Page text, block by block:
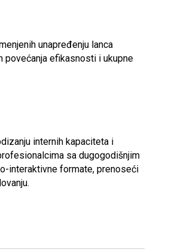
unapređenju lanca
efikasnosti i ukupne
internih kapaciteta i
sa dugogodišnjim
interaktivne formate, prenoseći